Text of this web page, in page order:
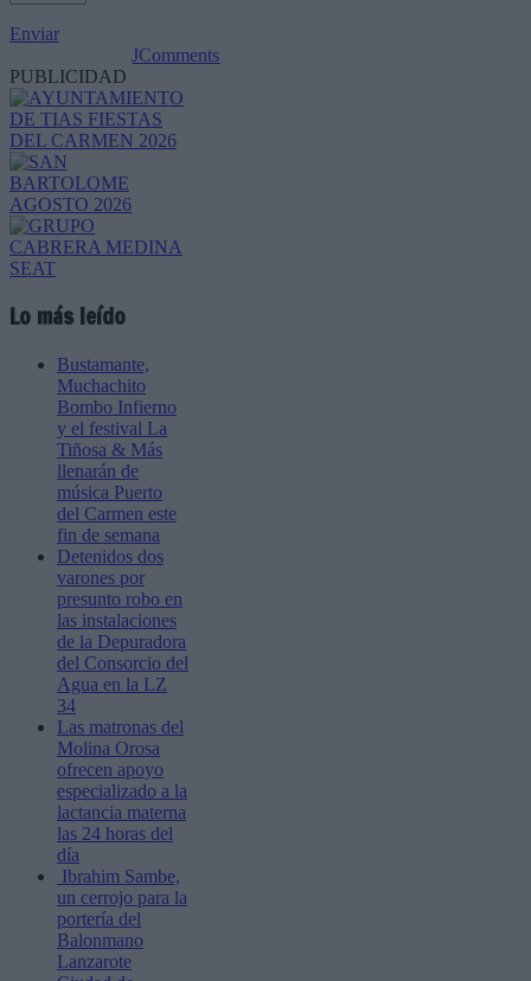
Enviar
JComments
PUBLICIDAD
Lo más leído
Bustamante,
Muchachito
Bombo Infierno
y el festival La
Tiñosa & Más
llenarán de
música Puerto
del Carmen este
fin de semana
Detenidos dos
varones por
presunto robo en
las instalaciones
de la Depuradora
del Consorcio del
Agua en la LZ
34
Las matronas del
Molina Orosa
ofrecen apoyo
especializado a la
lactancia materna
las 24 horas del
día
Ibrahim Sambe,
un cerrojo para la
portería del
Balonmano
Lanzarote